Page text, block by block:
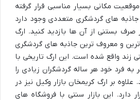
مکانی بسیار مناسبی قرار گرفته
های گردشگری متعددی وجود دارد
بستنی از آن ها بازدید کنید. ارگ
و معروف ترین جاذبه های گردشگری
زند واقع شده است. این ارگ تاریخی با
به فرد خود هر ساله گردشگران زیادی را
بر ارگ کریمخان بازار وکیل نیز در
دارد. این بازار سنتی با فروشگاه های